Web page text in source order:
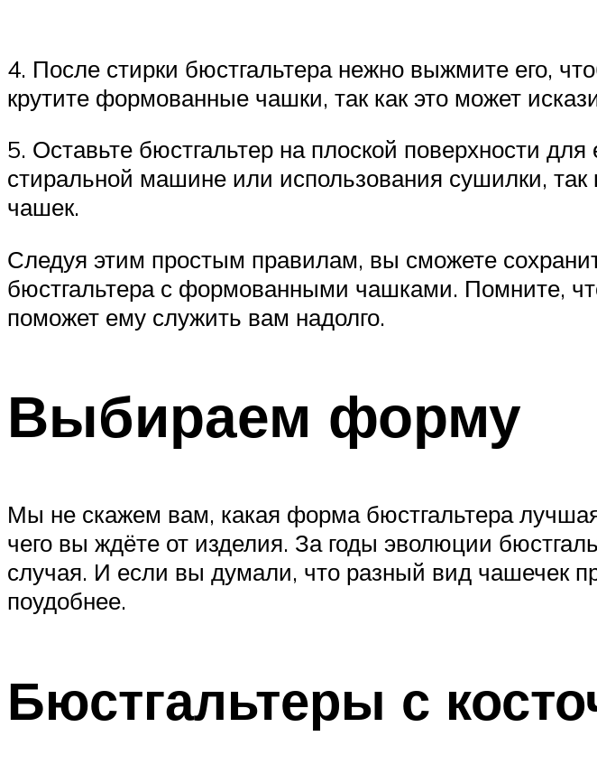
4. После стирки бюстгальтера нежно выжмите его,
крутите формованные чашки, так как это может
5. Оставьте бюстгальтер на плоской поверхности
стиральной машине или использования сушилки,
чашек.
Следуя этим простым правилам, вы сможете
бюстгальтера с формованными чашками. Помните,
поможет ему служить вам надолго.
Выбираем форму
Мы не скажем вам, какая форма бюстгальтера
чего вы ждёте от изделия. За годы эволюции
случая. И если вы думали, что разный вид чашечек
поудобнее.
Бюстгальтеры с